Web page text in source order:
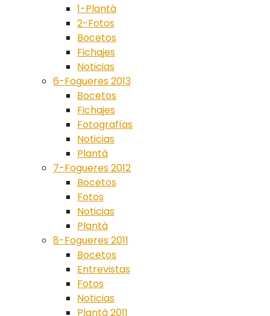
1-Plantà
2-Fotos
Bocetos
Fichajes
Noticias
6-Fogueres 2013
Bocetos
Fichajes
Fotografías
Noticias
Plantà
7-Fogueres 2012
Bocetos
Fotos
Noticias
Plantà
8-Fogueres 2011
Bocetos
Entrevistas
Fotos
Noticias
Plantà 2011